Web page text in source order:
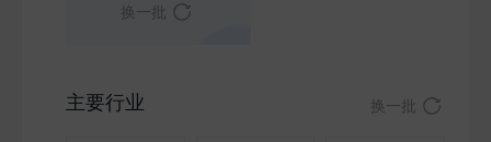
换一批
主要行业 换一批